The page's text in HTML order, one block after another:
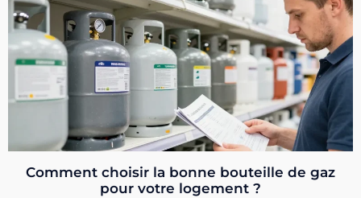
Comment choisir la bonne bouteille de gaz
pour votre logement ?